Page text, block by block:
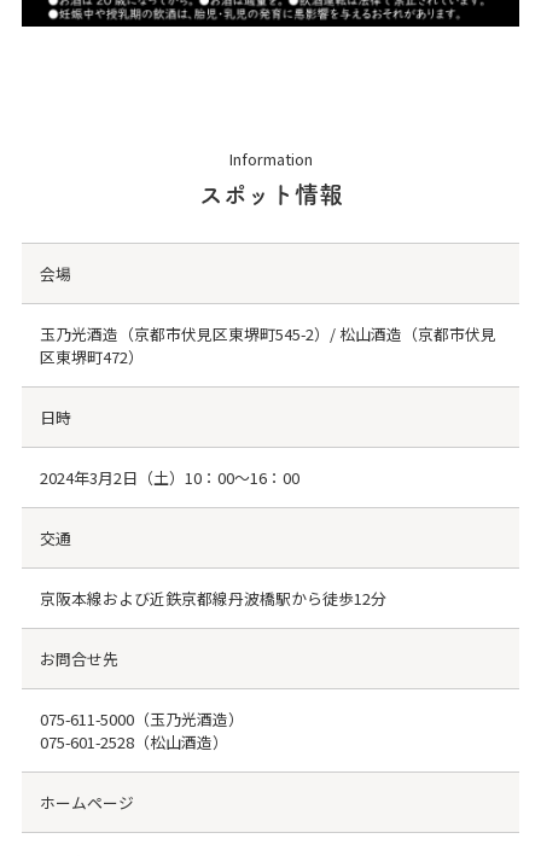
Information
スポット情報
会場
玉乃光酒造（京都市伏見区東堺町545-2）/ 松山酒造（京都市伏見
区東堺町472）
日時
2024年3月2日（土）10：00～16：00
交通
京阪本線および近鉄京都線丹波橋駅から徒歩12分
お問合せ先
075-611-5000（玉乃光酒造）
075-601-2528（松山酒造）
ホームページ